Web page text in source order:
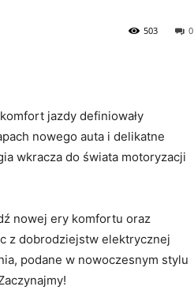
0
503
jazdy definiowały
nowego⁢ auta i delikatne
wkracza do świata motoryzacji
nowej ery komfortu oraz
z dobrodziejstw elektrycznej
podane w nowoczesnym stylu​